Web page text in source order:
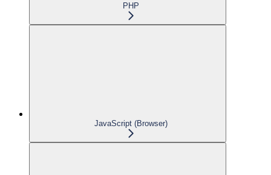
PHP
JavaScript (Browser)